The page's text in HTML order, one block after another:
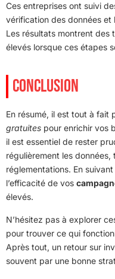
Ces entreprises ont suivi
vérification des données et
Les résultats montrent des
élevés lorsque ces étapes
CONCLUSION
En résumé, il est tout à fait
gratuites pour enrichir vos
il est essentiel de rester
régulièrement les
réglementations. En
l’efficacité de vos
élevés.
N’hésitez pas à explorer
pour trouver ce qui
Après tout, un retour sur
souvent par une bonne